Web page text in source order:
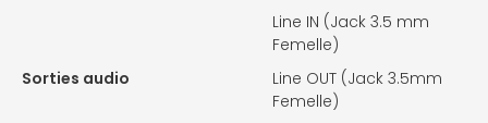
Line IN (Jack 3.5 mm
Femelle)
Sorties audio
Line OUT (Jack 3.5mm
Femelle)